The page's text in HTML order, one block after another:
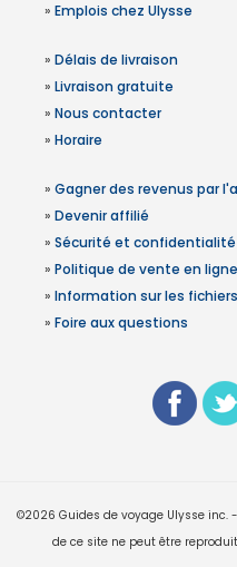
» Emplois chez Ulysse
» Délais de livraison
» Livraison gratuite
» Nous contacter
» Horaire
» Gagner des revenus par
» Devenir affilié
» Sécurité et confidentialité
» Politique de vente en ligne
» Information sur les
» Foire aux questions
©2026 Guides de voyage Ulysse inc.
de ce site ne peut être